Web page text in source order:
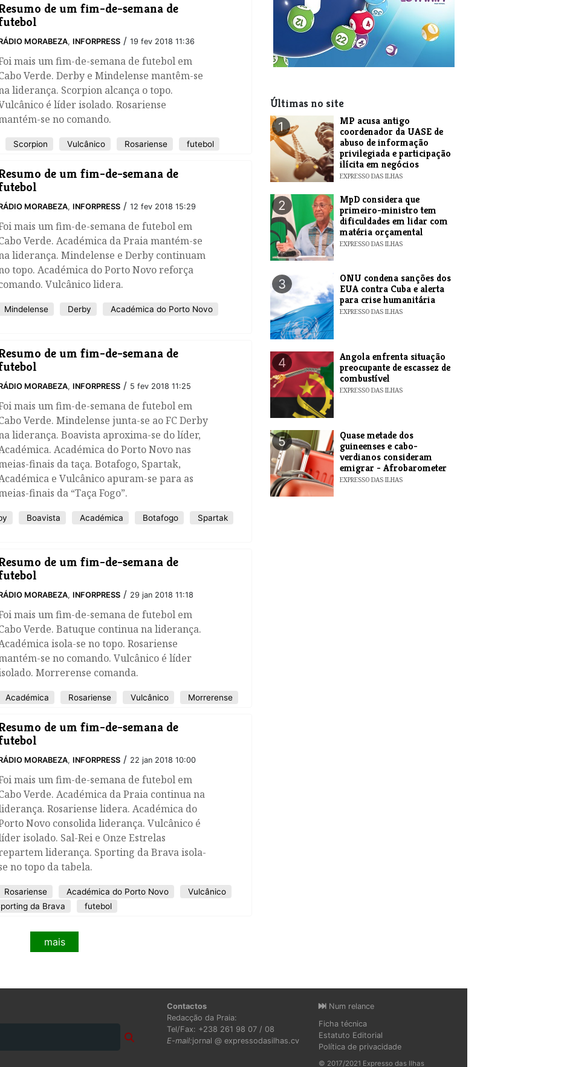
de um fim-de-semana de
MORABEZA, INFORPRESS / 19 fev 2018 11:36
mais um fim-de-semana de futebol em
Verde. Derby e Mindelense mantêm-se
liderança. Scorpion alcança o topo.
é líder isolado. Rosariense
se no comando.
Scorpion Vulcânico Rosariense futebol
de um fim-de-semana de
MORABEZA, INFORPRESS / 12 fev 2018 15:29
mais um fim-de-semana de futebol em
Verde. Académica da Praia mantém-se
liderança. Mindelense e Derby continuam
topo. Académica do Porto Novo reforça
Vulcânico lidera.
Mindelense Derby
Académica do Porto Novo
de um fim-de-semana de
MORABEZA, INFORPRESS / 5 fev 2018 11:25
mais um fim-de-semana de futebol em
Verde. Mindelense junta-se ao FC Derby
liderança. Boavista aproxima-se do líder,
Académica do Porto Novo nas
finais da taça. Botafogo, Spartak,
e Vulcânico apuram-se para as
finais da “Taça Fogo”.
Boavista Académica Botafogo
Spartak
de um fim-de-semana de
MORABEZA, INFORPRESS / 29 jan 2018 11:18
mais um fim-de-semana de futebol em
Verde. Batuque continua na liderança.
isola-se no topo. Rosariense
se no comando. Vulcânico é líder
Morrerense comanda.
Académica Rosariense Vulcânico Morrerense
de um fim-de-semana de
MORABEZA, INFORPRESS / 22 jan 2018 10:00
mais um fim-de-semana de futebol em
Verde. Académica da Praia continua na
Rosariense lidera. Académica do
Novo consolida liderança. Vulcânico é
isolado. Sal-Rei e Onze Estrelas
liderança. Sporting da Brava isola-
no topo da tabela.
Rosariense Académica do Porto Novo
Vulcânico
da Brava futebol
mais
Últimas no site
1
MP acusa antigo
coordenador da UASE de
abuso de informação
privilegiada e participação
ilícita em negócios
EXPRESSO DAS ILHAS
2
MpD considera que
primeiro-ministro tem
dificuldades em lidar com
matéria orçamental
EXPRESSO DAS ILHAS
3
ONU condena sanções dos
EUA contra Cuba e alerta
para crise humanitária
EXPRESSO DAS ILHAS
4
Angola enfrenta situação
preocupante de escassez de
combustível
EXPRESSO DAS ILHAS
5
Quase metade dos
guineenses e cabo-
verdianos consideram
emigrar - Afrobarometer
EXPRESSO DAS ILHAS
Contactos
Redacção da Praia:
Tel/Fax: +238 261 98 07 / 08
E-mail:jornal @ expressodasilhas.cv
Num relance
Ficha técnica
Estatuto Editorial
Política de privacidade
© 2017/2021 Expresso das Ilhas